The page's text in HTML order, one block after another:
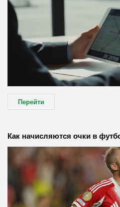
Перейти
Как начисляются очки в